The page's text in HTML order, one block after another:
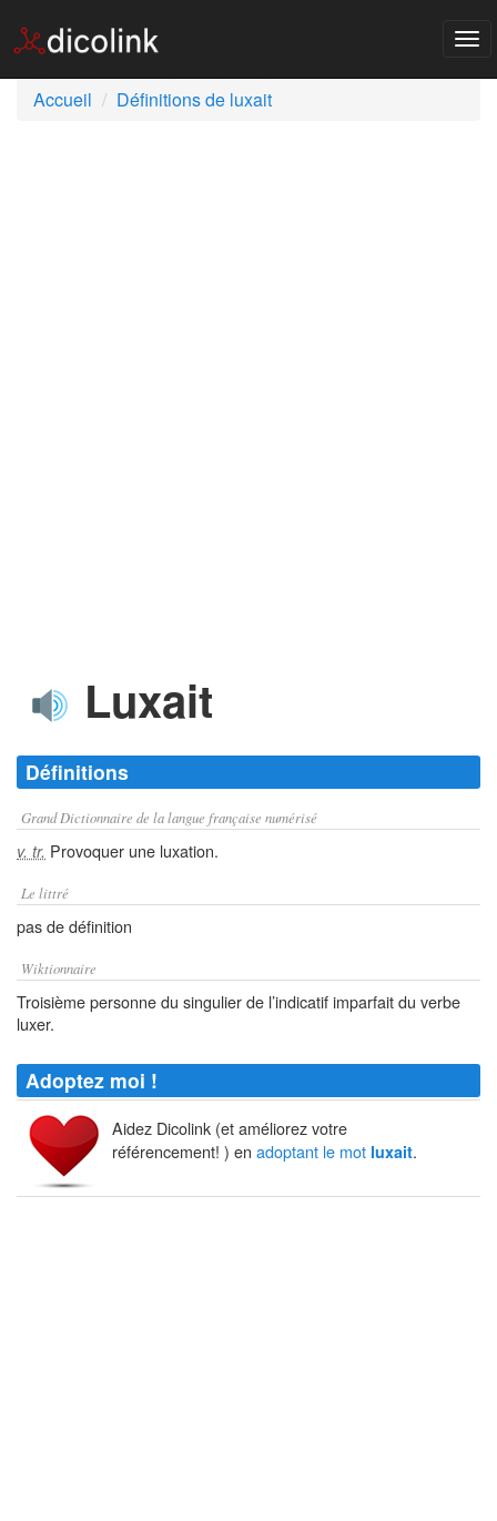
Accueil
Définitions de luxait
Luxait
Définitions
Grand Dictionnaire de la langue française numérisé
v. tr. Provoquer une luxation.
Le littré
pas de définition
Wiktionnaire
Troisième personne du singulier de l’indicatif imparfait du verbe
luxer.
Adoptez moi !
Aidez Dicolink (et améliorez votre
référencement! ) en adoptant le mot luxait.